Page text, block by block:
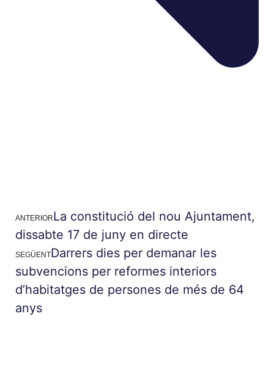
ANTERIORLa constitució del nou Ajuntament,
dissabte 17 de juny en directe
SEGÜENTDarrers dies per demanar les
subvencions per reformes interiors
d’habitatges de persones de més de 64
anys